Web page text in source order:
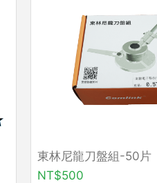
東林尼龍刀盤組-50片
NT$500